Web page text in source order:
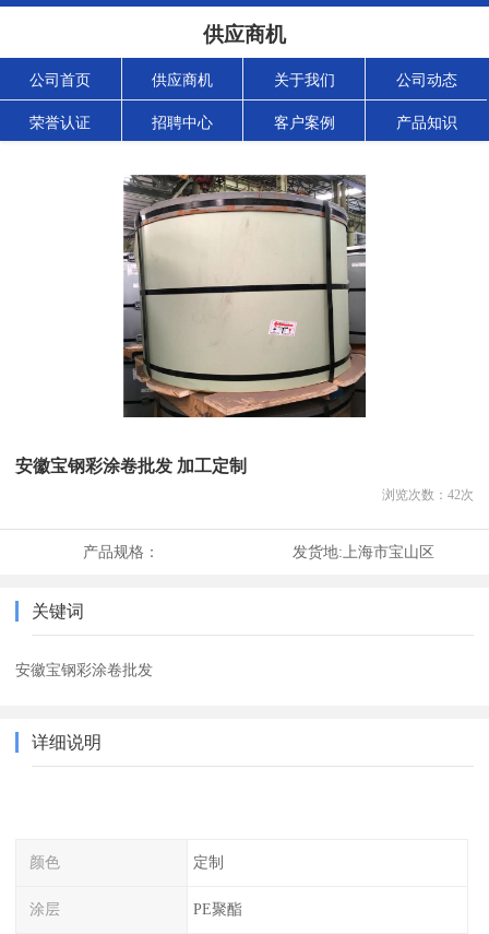
供应商机
公司首页 供应商机 关于我们 公司动态
荣誉认证 招聘中心 客户案例 产品知识
安徽宝钢彩涂卷批发 加工定制
浏览次数： 42次
产品规格： 发货地: 上海市宝山区
关键词
安徽宝钢彩涂卷批发
详细说明
颜色 定制
涂层 PE聚酯